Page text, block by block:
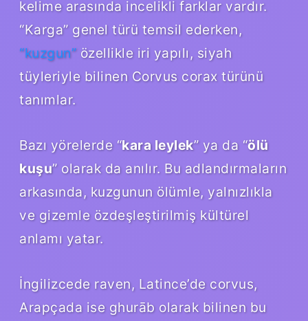
kelime arasında incelikli farklar vardır.
“Karga” genel türü temsil ederken,
“kuzgun”özellikle iri yapılı, siyah
tüyleriyle bilinen Corvus corax türünü
tanımlar.
Bazı yörelerde “kara leylek” ya da “ölü
kuşu” olarak da anılır. Bu adlandırmaların
arkasında, kuzgunun ölümle, yalnızlıkla
ve gizemle özdeşleştirilmiş kültürel
anlamı yatar.
İngilizcede raven, Latince’de corvus,
Arapçada ise ghurāb olarak bilinen bu